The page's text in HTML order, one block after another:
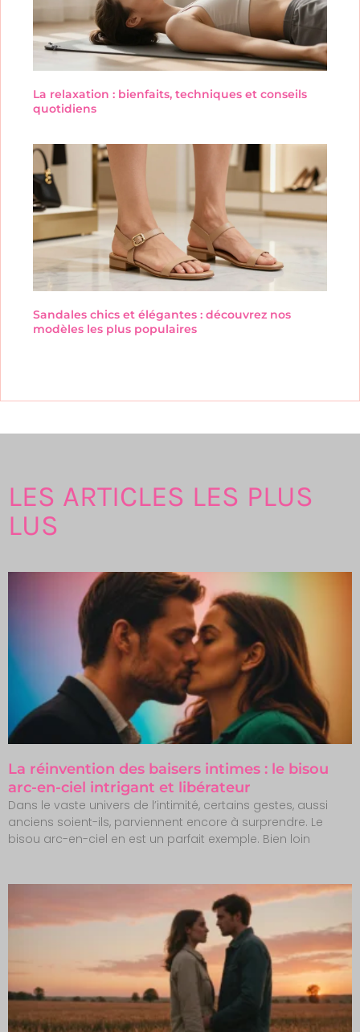
La relaxation : bienfaits, techniques et conseils
quotidiens
Sandales chics et élégantes : découvrez nos
modèles les plus populaires
LES ARTICLES LES PLUS
LUS
La réinvention des baisers intimes : le bisou
arc-en-ciel intrigant et libérateur
Dans le vaste univers de l’intimité, certains gestes, aussi
anciens soient-ils, parviennent encore à surprendre. Le
bisou arc-en-ciel en est un parfait exemple. Bien loin